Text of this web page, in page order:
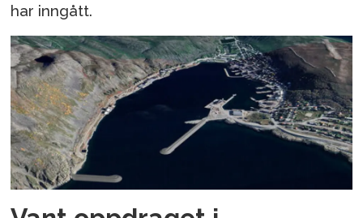
har inngått.